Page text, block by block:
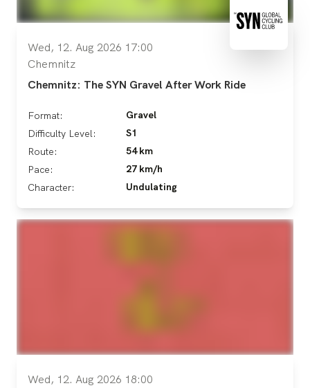
Wed, 12. Aug 2026 17:00
Chemnitz
Chemnitz: The SYN Gravel After Work Ride
Format:
Gravel
Difficulty Level:
S1
Route:
54 km
Pace:
27 km/h
Character:
Undulating
Wed, 12. Aug 2026 18:00